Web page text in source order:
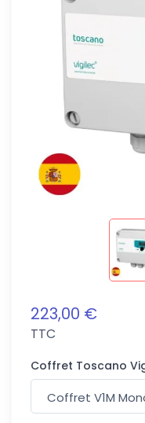
223,00 €
TTC
Coffret Toscano